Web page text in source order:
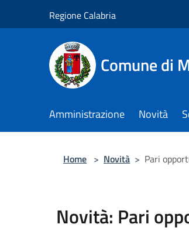
Regione Calabria
Comune di
Amministrazione Novità
Home > Novità > Pari
Novità: Pari